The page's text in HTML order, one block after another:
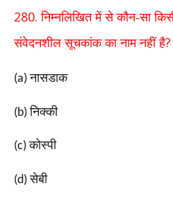
280.निम्नलिखित में से कौन-सा
संवेदनशील सूचकांक का नाम नहीं है?
(a)नासडाक
(b)निक्की
(c)कोस्पी
(d)सेबी